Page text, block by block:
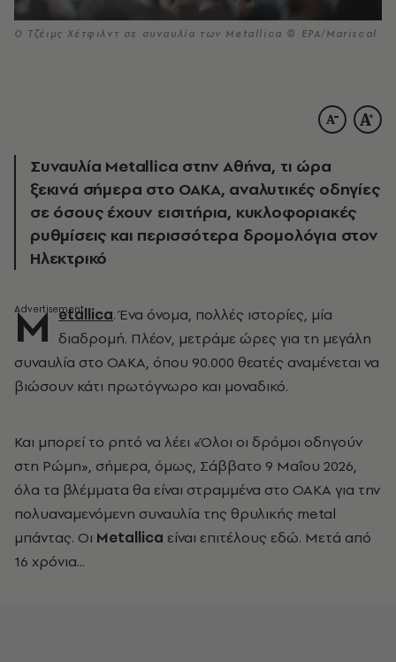
Ο Τζέιμς Χέτφιλντ σε συναυλία των Metallica © EPA/Mariscal
Συναυλία Metallica στην Αθήνα, τι ώρα
ξεκινά σήμερα στο ΟΑΚΑ, αναλυτικές οδηγίες
σε όσους έχουν εισιτήρια, κυκλοφοριακές
ρυθμίσεις και περισσότερα δρομολόγια στον
Ηλεκτρικό
M etallica. Ένα όνομα, πολλές ιστορίες, μία
διαδρομή. Πλέον, μετράμε ώρες για τη μεγάλη
συναυλία στο ΟΑΚΑ, όπου 90.000 θεατές αναμένεται να
βιώσουν κάτι πρωτόγνωρο και μοναδικό.
Και μπορεί το ρητό να λέει «Όλοι οι δρόμοι οδηγούν
στη Ρώμη», σήμερα, όμως, Σάββατο 9 Μαΐου 2026,
όλα τα βλέμματα θα είναι στραμμένα στο ΟΑΚΑ για την
πολυαναμενόμενη συναυλία της θρυλικής metal
μπάντας. Οι Metallica είναι επιτέλους εδώ. Μετά από
16 χρόνια...